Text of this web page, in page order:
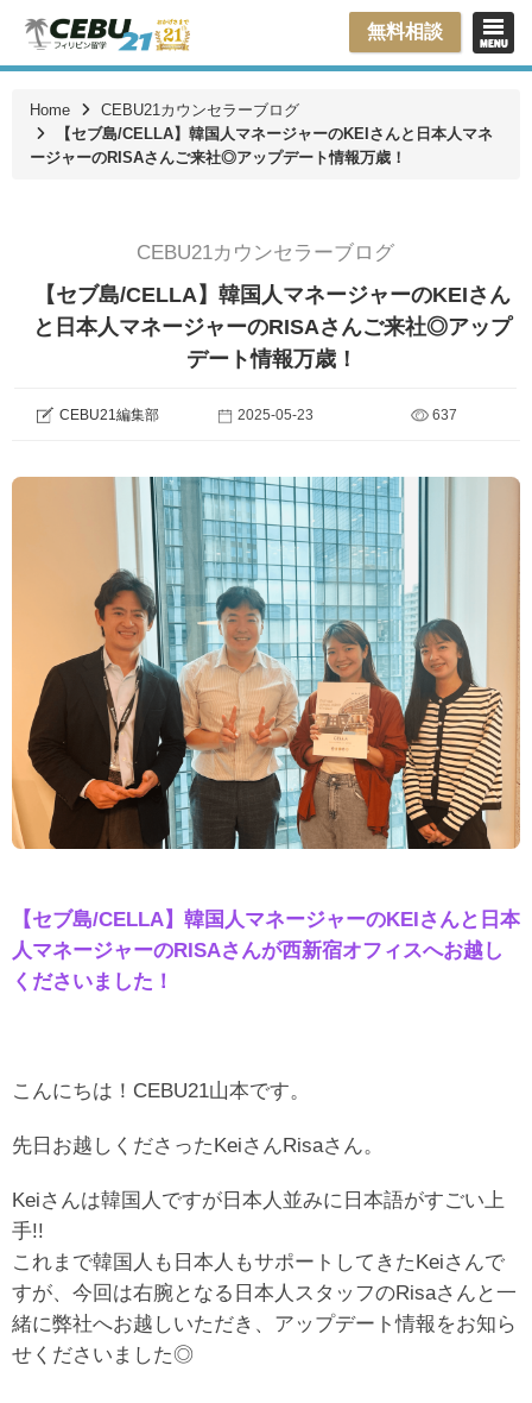
無料相談
Home
CEBU21カウンセラーブログ
【セブ島/CELLA】韓国人マネージャーのKEIさんと日本人マネ
ージャーのRISAさんご来社◎アップデート情報万歳！
CEBU21カウンセラーブログ
【セブ島/CELLA】韓国人マネージャーのKEIさん
と日本人マネージャーのRISAさんご来社◎アップ
デート情報万歳！
CEBU21編集部 2025-05-23 637
【セブ島/CELLA】韓国人マネージャーのKEIさんと日本
人マネージャーのRISAさんが西新宿オフィスへお越し
くださいました！
こんにちは！CEBU21山本です。
先日お越しくださったKeiさんRisaさん。
Keiさんは韓国人ですが日本人並みに日本語がすごい上
手!!
これまで韓国人も日本人もサポートしてきたKeiさんで
すが、今回は右腕となる日本人スタッフのRisaさんと一
緒に弊社へお越しいただき、アップデート情報をお知ら
せくださいました◎